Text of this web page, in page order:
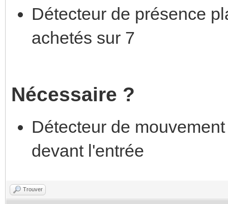
Détecteur de présence
achetés sur 7
Nécessaire ?
Détecteur de
devant l'entrée
Trouver